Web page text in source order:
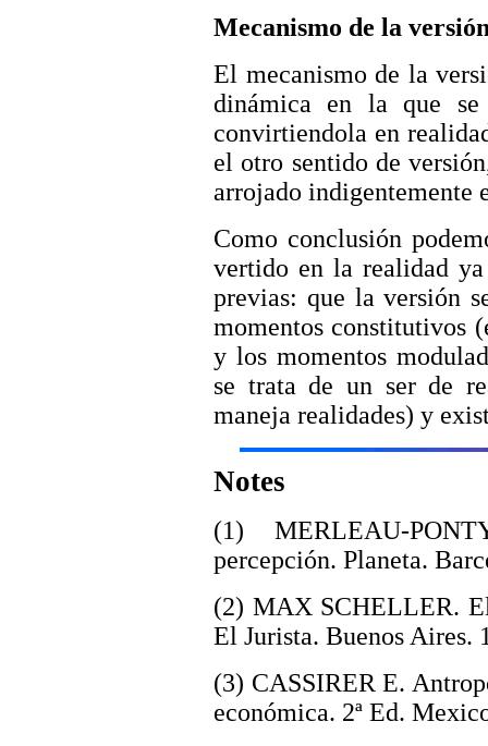
Mecanismo de la
El mecanismo de la
dinámica en la que
convirtiendola en
el otro sentido de
arrojado indigentemente
Como conclusión
vertido en la realidad
previas: que la versión
momentos constitutivos
y los momentos
se trata de un ser de
maneja realidades) y
Notes
(1) MERLEAU-
percepción. Planeta.
(2) MAX SCHELLER.
El Jurista. Buenos Aires.
(3) CASSIRER E.
económica. 2ª Ed.